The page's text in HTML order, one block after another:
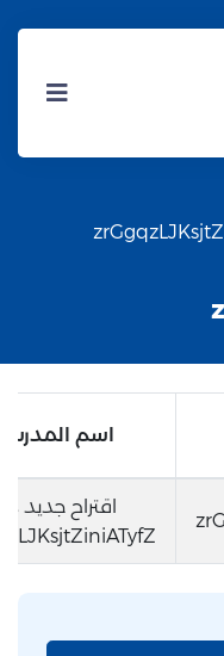
اسم
اقتراح جديد